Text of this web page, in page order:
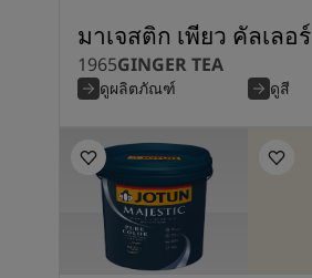
มาเจสติก เพียว คัลเลอร์
1965GINGER TEA
ดูผลิตภัณฑ์ ดูสี